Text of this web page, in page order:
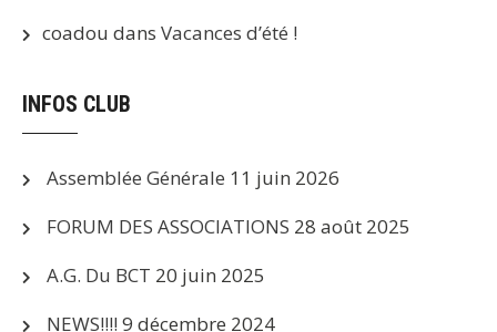
coadou dans Vacances d’été !
INFOS CLUB
Assemblée Générale 11 juin 2026
FORUM DES ASSOCIATIONS 28 août 2025
A.G. Du BCT 20 juin 2025
NEWS!!!! 9 décembre 2024